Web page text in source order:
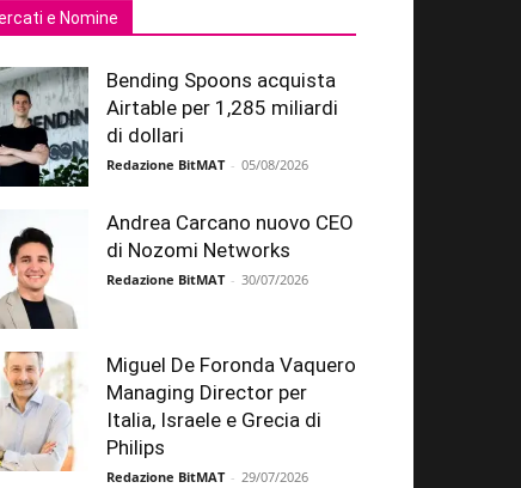
e Nomine
Bending Spoons acquista
Airtable per 1,285 miliardi
di dollari
Redazione BitMAT - 05/08/2026
Andrea Carcano nuovo CEO
di Nozomi Networks
Redazione BitMAT - 30/07/2026
Miguel De Foronda Vaquero
Managing Director per
Italia, Israele e Grecia di
Philips
Redazione BitMAT - 29/07/2026